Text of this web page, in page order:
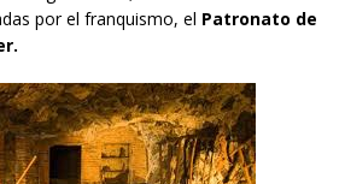
por el franquismo, el Patronato de